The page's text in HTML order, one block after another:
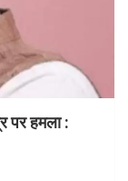
पर हमला :